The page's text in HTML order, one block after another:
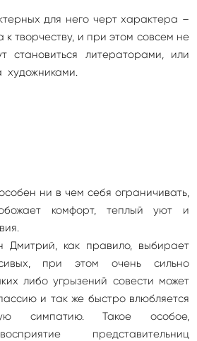
для него черт характера –
к творчеству, и при этом совсем не
становиться литераторами, или
художниками.
ни в чем себя ограничивать,
комфорт, теплый уют и
как правило, выбирает
при этом очень сильно
либо угрызений совести может
и так же быстро влюбляется
симпатию. Такое особое,
представительниц